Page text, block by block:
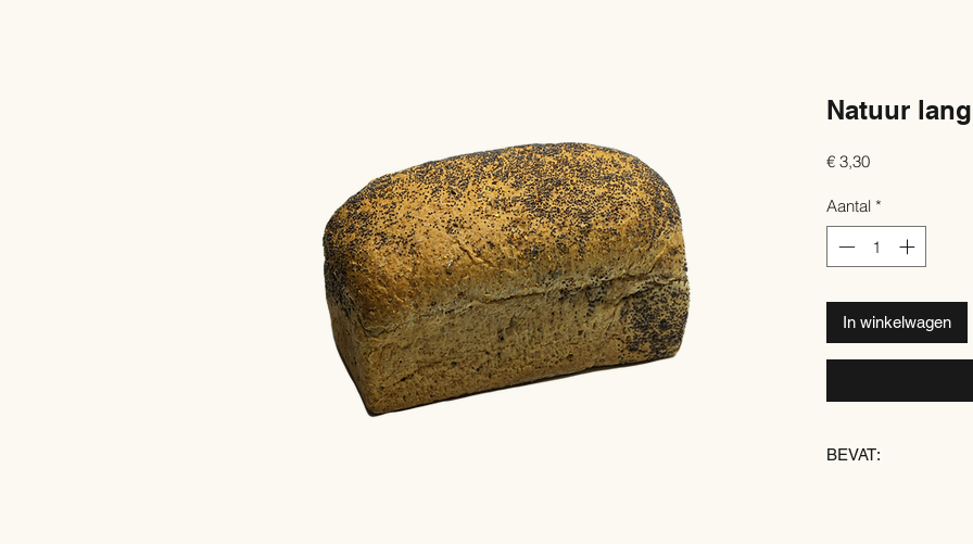
Natuur lang
€ 3,30Prijs
Aantal *
In winkelwagen
BEVAT: